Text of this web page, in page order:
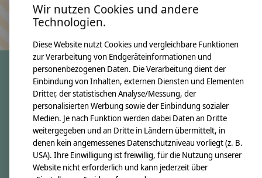
Keine Sorge, wir übertreiben es nicht
crêpes suzette
Über uns
Unsere Creppies
Nähkästchen
Unsere Stoffe
Wir nutzen Cookies und andere
Technologien.
Diese Website nutzt Cookies und vergleichbare Funktionen
zur Verarbeitung von Endgeräteinformationen und
personenbezogenen Daten. Die Verarbeitung dient der
Einbindung von Inhalten, externen Diensten und Elementen
Dritter, der statistischen Analyse/Messung, der
personalisierten Werbung sowie der Einbindung sozialer
Medien. Je nach Funktion werden dabei Daten an Dritte
weitergegeben und an Dritte in Ländern übermittelt, in
denen kein angemessenes Datenschutzniveau vorliegt (z. B.
USA). Ihre Einwilligung ist freiwillig, für die Nutzung unserer
Website nicht erforderlich und kann jederzeit über